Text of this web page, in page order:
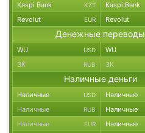
Kaspi Bank KZT Kaspi Bank
Revolut EUR Revolut
Денежные переводы
WU USD WU
ЗК RUB ЗК
Наличные деньги
Наличные USD Наличные
Наличные RUB Наличные
Наличные EUR Наличные